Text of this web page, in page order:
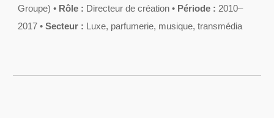
Groupe) • Rôle : Directeur de création • Période : 2010–
2017 •Secteur : Luxe, parfumerie, musique, transmédia